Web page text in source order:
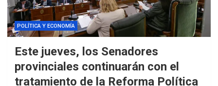
POLÍTICA Y ECONOMÍA
Este jueves, los Senadores
provinciales continuarán con el
tratamiento de la Reforma Política